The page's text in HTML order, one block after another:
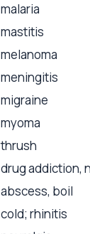
malaria
mastitis
melanoma
meningitis
migraine
myoma
thrush
drug addiction,
abscess, boil
cold; rhinitis